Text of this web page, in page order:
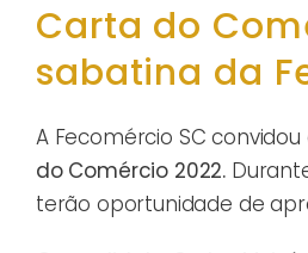
Carta do
sabatina da
A Fecomércio SC
do Comércio 2022.
terão oportunidade de